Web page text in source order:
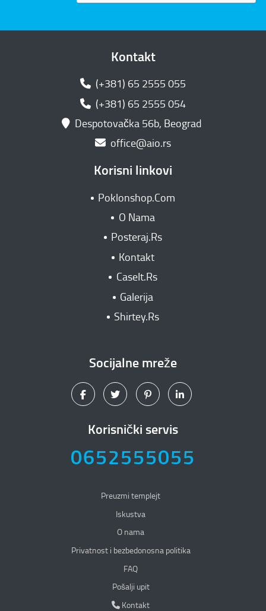
Kontakt
(+381) 65 2555 055
(+381) 65 2555 054
Despotovačka 56b, Beograd
office@aio.rs
Korisni linkovi
Poklonshop.Com
O Nama
Posteraj.Rs
Kontakt
CaseIt.Rs
Galerija
Shirtey.Rs
Socijalne mreže
Korisnički servis
0652555055
Preuzmi templejt
Iskustva
O nama
Privatnost i bezbedonosna politika
Privatnost i bezbedonosna politika
FAQ
Pošalji upit
Kontakt
Kontakt